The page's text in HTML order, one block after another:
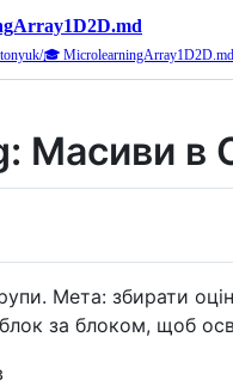
🎓 MicrolearningArray1D2D.md
Масиви в
Мета: збирати
за блоком, щоб